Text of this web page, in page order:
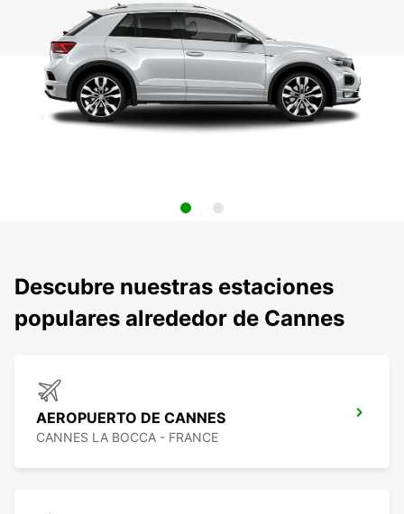
Descubre nuestras estaciones
populares alrededor de Cannes
AEROPUERTO DE CANNES
CANNES LA BOCCA - FRANCE